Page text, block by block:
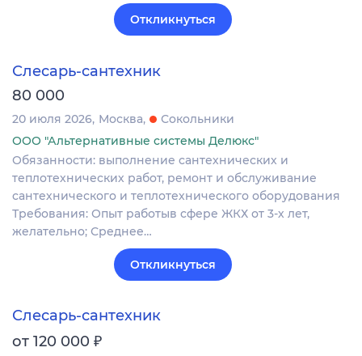
Откликнуться
Слесарь-сантехник
80 000
20 июля 2026 Москва
Сокольники
ООО "Альтернативные системы Делюкс"
Обязанности: выполнение сантехнических и
теплотехнических работ, ремонт и обслуживание
сантехнического и теплотехнического оборудования
Требования: Опыт работыв сфере ЖКХ от 3-х лет,
желательно; Среднее…
Откликнуться
Слесарь-сантехник
от 120 000 ₽